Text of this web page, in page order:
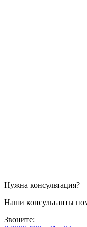
Нужна консультация?
Наши консультанты
Звоните: